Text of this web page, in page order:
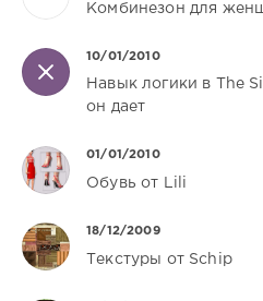
Комбинезон для
10/01/2010
Навык логики в The
он дает
01/01/2010
Обувь от Lili
18/12/2009
Текстуры от Schip